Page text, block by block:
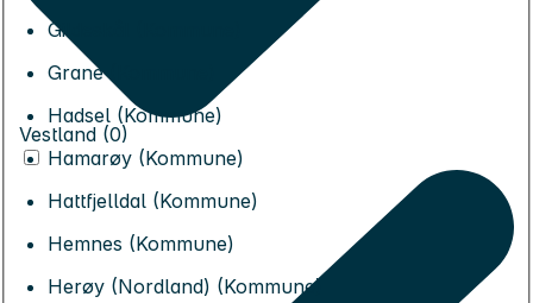
Gildeskål (Kommune)
Grane (Kommune)
Hadsel (Kommune)
Hamarøy (Kommune)
Hattfjelldal (Kommune)
Hemnes (Kommune)
Herøy (Nordland) (Kommune)
Vestland (0)